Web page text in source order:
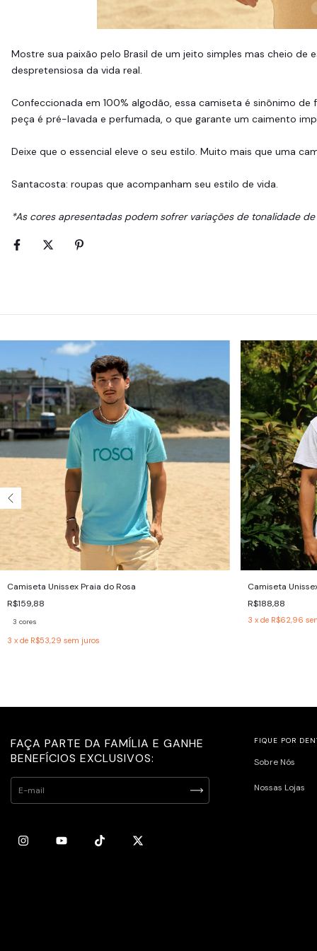
Mostre sua paixão pelo Brasil de um jeito simples mas cheio de
despretensiosa da vida real.
Confeccionada em 100% algodão, essa camiseta é sinônimo
peça é pré-lavada e perfumada, o que garante um caimento
Deixe que o essencial eleve o seu estilo. Muito mais que uma
Santacosta: roupas que acompanham seu estilo de vida.
*As cores apresentadas podem sofrer variações de tonalidade
Camiseta Unissex Praia do Rosa
R$159,88
3 cores
3 x de R$53,29 sem juros
Camiseta
R$188,88
3 x de R$62,96
FAÇA PARTE DA FAMÍLIA E GANHE
BENEFÍCIOS EXCLUSIVOS:
FIQUE POR
Sobre Nós
Nossas Lojas